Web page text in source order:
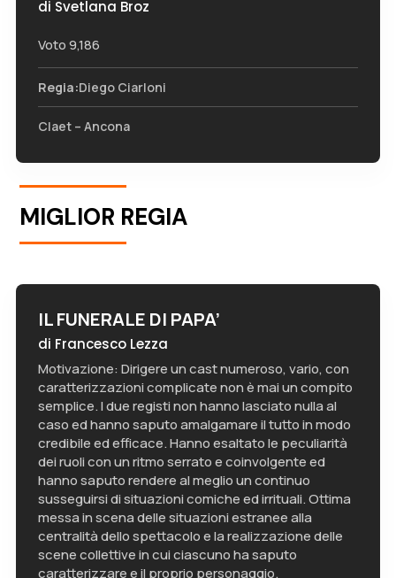
di Svetlana Broz
Voto 9,186
Regia:Diego Ciarloni
Claet – Ancona
MIGLIOR REGIA
IL FUNERALE DI PAPA’
di Francesco Lezza
Motivazione: Dirigere un cast numeroso, vario, con
caratterizzazioni complicate non è mai un compito
semplice. I due registi non hanno lasciato nulla al
caso ed hanno saputo amalgamare il tutto in modo
credibile ed efficace. Hanno esaltato le peculiarità
dei ruoli con un ritmo serrato e coinvolgente ed
hanno saputo rendere al meglio un continuo
susseguirsi di situazioni comiche ed irrituali. Ottima
messa in scena delle situazioni estranee alla
centralità dello spettacolo e la realizzazione delle
scene collettive in cui ciascuno ha saputo
caratterizzare e il proprio personaggio.